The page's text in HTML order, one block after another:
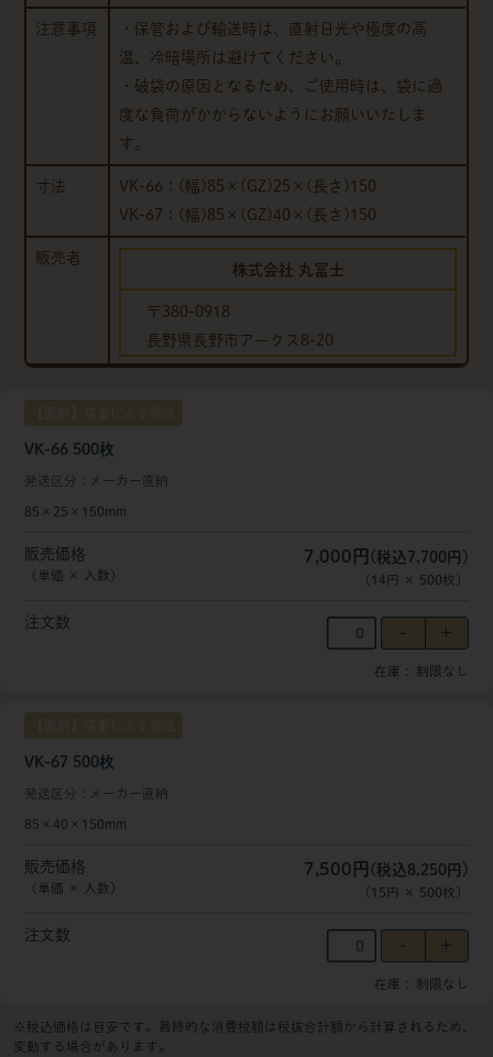
注意事項
・保管および輸送時は、直射日光や極度の高
温、冷暗場所は避けてください。
・破袋の原因となるため、ご使用時は、袋に過
度な負荷がかからないようにお願いいたしま
す。
寸法
VK-66：(幅)85×(GZ)25×(長さ)150
VK-67：(幅)85×(GZ)40×(長さ)150
販売者
株式会社 丸冨士
〒380-0918
長野県長野市アークス8-20
VK-66 500枚
発送区分 メーカー直納
85×25×150mm
販売価格
（単価 × 入数）
7,000円 (税込7,700円)
（ 14円 × 500枚 ）
注文数
在庫 制限なし
VK-67 500枚
発送区分 メーカー直納
85×40×150mm
販売価格
（単価 × 入数）
7,500円 (税込8,250円)
（ 15円 × 500枚 ）
注文数
在庫 制限なし
※税込価格は目安です。最終的な消費税額は税抜合計額から計算されるため、
変動する場合があります。